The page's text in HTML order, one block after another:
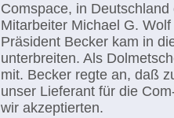
Comspace, in
Mitarbeiter Michael G.
Präsident Becker kam in
unterbreiten. Als
mit. Becker regte an, daß
unser Lieferant für die
wir akzeptierten.